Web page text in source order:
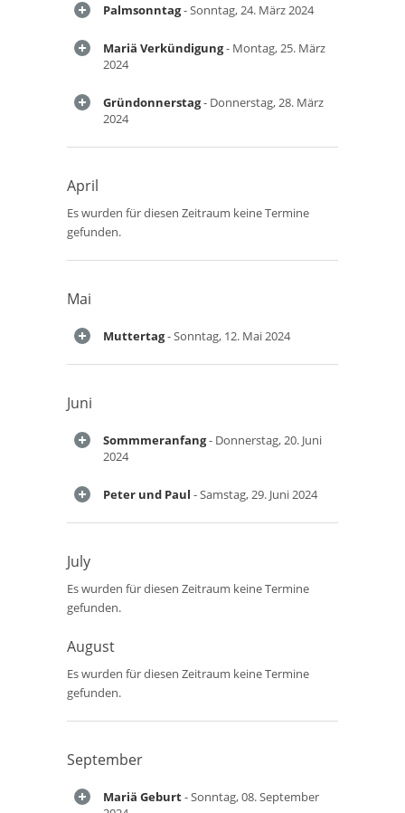
Palmsonntag- Sonntag, 24. März 2024
Mariä Verkündigung- Montag, 25. März
2024
Gründonnerstag- Donnerstag, 28. März
2024
April
Es wurden für diesen Zeitraum keine Termine
gefunden.
Mai
Muttertag- Sonntag, 12. Mai 2024
Juni
Sommmeranfang- Donnerstag, 20. Juni
2024
Peter und Paul - Samstag, 29. Juni 2024
July
Es wurden für diesen Zeitraum keine Termine
gefunden.
August
Es wurden für diesen Zeitraum keine Termine
gefunden.
September
Mariä Geburt- Sonntag, 08. September